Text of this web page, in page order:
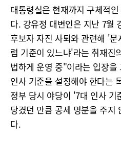
대통령실은 현재까지 구체적
다. 강유정 대변인은 지난 7월
후보자 자진 사퇴와 관련해 '
럼 기준이 있느냐'라는 취재진
법하게 운영 중"이라는 입장
인사 기준을 설정해야 한다는
정부 당시 야당이 '7대 인사 기
당겼던 만큼 공세 명분을 주지
다.